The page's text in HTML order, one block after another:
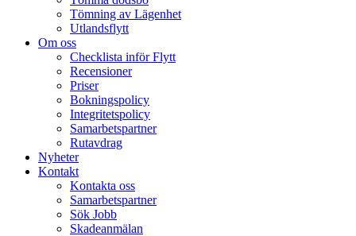
Tömning av Lägenhet
Utlandsflytt
Om oss
Checklista inför Flytt
Recensioner
Priser
Bokningspolicy
Integritetspolicy
Samarbetspartner
Rutavdrag
Nyheter
Kontakt
Kontakta oss
Samarbetspartner
Sök Jobb
Skadeanmälan